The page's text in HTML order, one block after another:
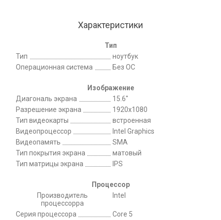
Характеристики
Тип
Тип
ноутбук
Операционная система
Без ОС
Изображение
Диагональ экрана
15.6"
Разрешение экрана
1920x1080
Тип видеокарты
встроенная
Видеопроцессор
Intel Graphics
Видеопамять
SMA
Тип покрытия экрана
матовый
Тип матрицы экрана
IPS
Процессор
Производитель
процессорра
Intel
Серия процессора
Core 5